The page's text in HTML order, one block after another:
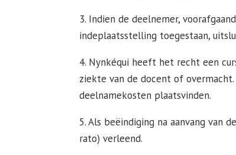
3. Indien de deelnemer,
indeplaatsstelling toegestaan,
4. Nynkéqui heeft het recht een
ziekte van de docent of
deelnamekosten plaatsvinden.
5. Als beëindiging na aanvang van
rato) verleend.